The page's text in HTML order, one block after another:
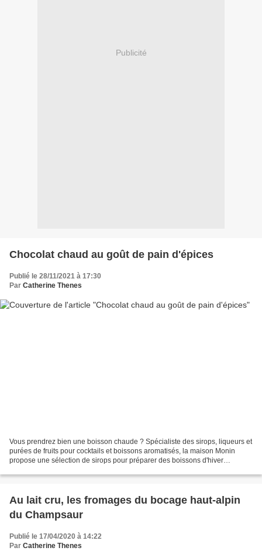
Publicité
Chocolat chaud au goût de pain d'épices
Publié le 28/11/2021 à 17:30
Par Catherine Thenes
Vous prendrez bien une boisson chaude ? Spécialiste des sirops, liqueurs et
purées de fruits pour cocktails et boissons aromatisés, la maison Monin
propose une sélection de sirops pour préparer des boissons d'hiver
Au lait cru, les fromages du bocage haut-alpin
du Champsaur
Publié le 17/04/2020 à 14:22
Par Catherine Thenes